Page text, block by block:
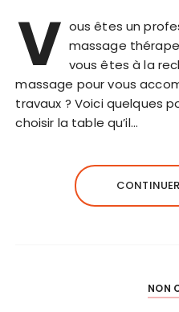
V ous êtes un
massage
vous êtes à la
massage pour vous
travaux ? Voici quelques
choisir la table qu’il…
NON